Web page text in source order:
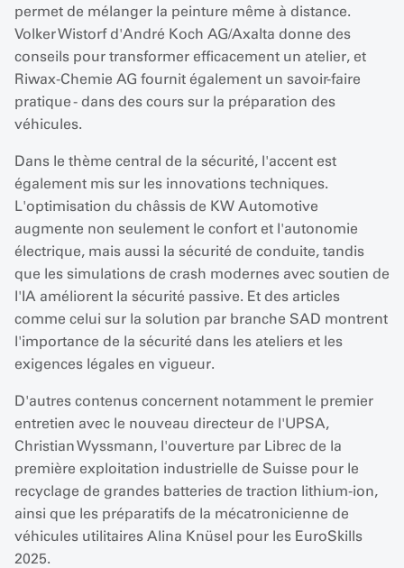
permet de mélanger la peinture même à distance.
Volker Wistorf d'André Koch AG/Axalta donne des
conseils pour transformer efficacement un atelier, et
Riwax-Chemie AG fournit également un savoir-faire
pratique - dans des cours sur la préparation des
véhicules.
Dans le thème central de la sécurité, l'accent est
également mis sur les innovations techniques.
L'optimisation du châssis de KW Automotive
augmente non seulement le confort et l'autonomie
électrique, mais aussi la sécurité de conduite, tandis
que les simulations de crash modernes avec soutien de
l'IA améliorent la sécurité passive. Et des articles
comme celui sur la solution par branche SAD montrent
l'importance de la sécurité dans les ateliers et les
exigences légales en vigueur.
D'autres contenus concernent notamment le premier
entretien avec le nouveau directeur de l'UPSA,
Christian Wyssmann, l'ouverture par Librec de la
première exploitation industrielle de Suisse pour le
recyclage de grandes batteries de traction lithium-ion,
ainsi que les préparatifs de la mécatronicienne de
véhicules utilitaires Alina Knüsel pour les EuroSkills
2025.